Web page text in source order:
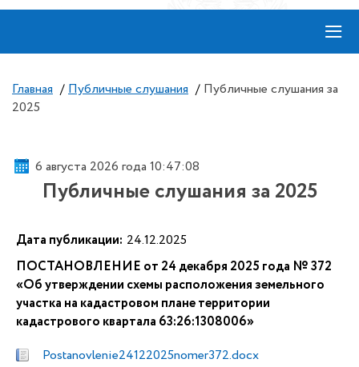
≡
Главная / Публичные слушания / Публичные слушания за
2025
6 августа 2026 года 10:47:08
Публичные слушания за 2025
Дата публикации: 24.12.2025
ПОСТАНОВЛЕНИЕ от 24 декабря 2025 года № 372
«Об утверждении схемы расположения земельного
участка на кадастровом плане территории
кадастрового квартала 63:26:1308006»
Postanovlenie24122025nomer372.docx